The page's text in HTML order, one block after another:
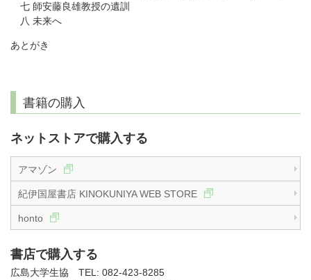
七 師安藤良雄教授の遺訓
八 未来へ
あとがき
書籍の購入
ネットストアで購入する
アマゾン
紀伊国屋書店 KINOKUNIYA WEB STORE
honto
書店で購入する
広島大学生協 TEL: 082-423-8285